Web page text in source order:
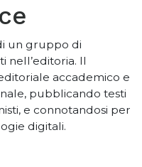
un gruppo di
nell’editoria. Il
accademico e
pubblicando testi
e connotandosi per
digitali.